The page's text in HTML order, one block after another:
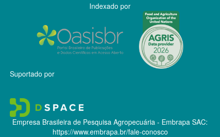
Indexado por
Suportado por
Empresa Brasileira de Pesquisa Agropecuária - Embrapa SAC:
https://www.embrapa.br/fale-conosco